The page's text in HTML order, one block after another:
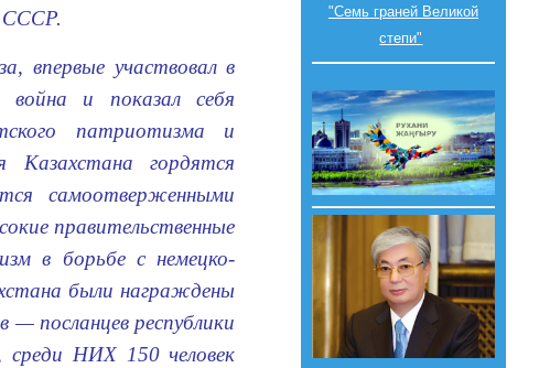
СССР.
впервые участвовал в
война и показал себя
патриотизма и
Казахстана гордятся
самоотверженными
правительственные
в борьбе с немецко-
были награждены
посланцев республики
среди НИХ 150 человек
"Семь граней Великой
степи"